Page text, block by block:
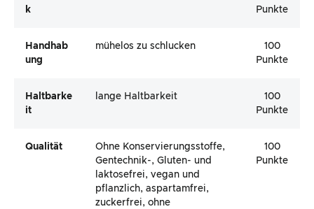
K
Punkte
Handhab
Ung
mühelos zu schlucken
100
Punkte
Haltbarke
It
lange Haltbarkeit
100
Punkte
Qualität
Ohne Konservierungsstoffe,
Gentechnik-, Gluten- und
laktosefrei, vegan und
pflanzlich, aspartamfrei,
zuckerfrei, ohne
100
Punkte